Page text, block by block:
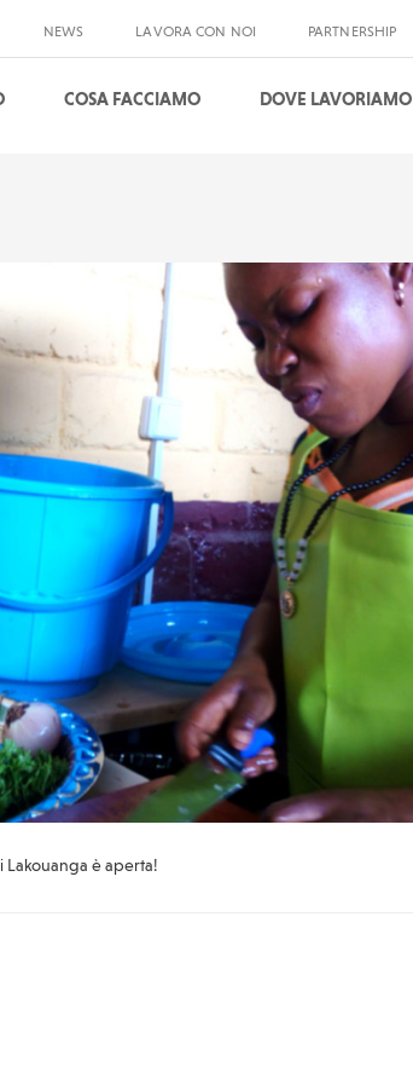
NEWS LAVORA CON NOI PARTNERSHIP
COSA FACCIAMO DOVE LAVORIAMO
Lakouanga è aperta!